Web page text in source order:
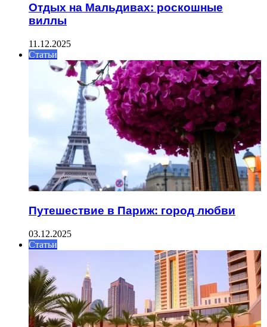
Отдых на Мальдивах: роскошные
виллы
11.12.2025
Статьи
Путешествие в Париж: город любви
03.12.2025
Статьи